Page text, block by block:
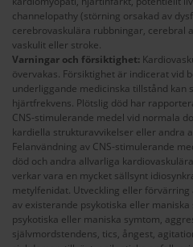
channelopathy (störning orsakad av
cerebrovaskulära rubbningar, cerebral
vaskulit eller stroke.
Varningar och försiktighet:
övervakas. Försiktighet är indicerat vid
underliggande medicinska tillstånd kan
hjärtfrekvens. Plötslig död har
CNS-stimulerande medel vid normala
kardiella strukturavvikelser eller andra
Felanvändning av CNS-stimulerande
död och andra allvarliga
verkar vara en mycket sällsynt
metylfenidat. Utveckling eller
av existerande psykotiska eller
psykotiska eller maniska symtom,
självmordstendens, tics, ångest,